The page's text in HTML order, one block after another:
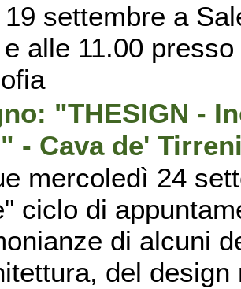
settembre a
alle 11.00
"THESIGN -
- Cava de'
mercoledì 24
ciclo di
di alcuni
del